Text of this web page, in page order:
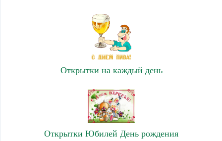
Открытки на каждый день
Открытки Юбилей День рождения